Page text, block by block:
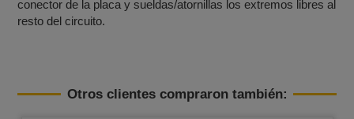
conector de la placa y sueldas/atornillas los extremos libres al
resto del circuito.
Otros clientes compraron también: